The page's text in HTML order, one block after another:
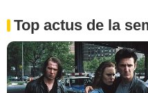
Top actus de la